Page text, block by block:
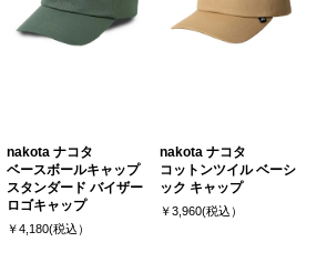
nakota ナコタ
ベースボールキャップ
スタンダード バイザー
ロゴキャップ
￥4,180(税込）
nakota ナコタ
コットンツイル ベーシ
ック キャップ
￥3,960(税込）